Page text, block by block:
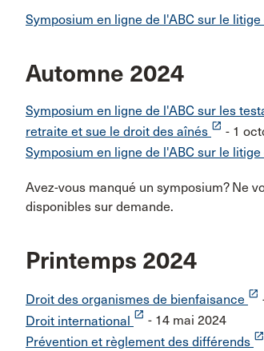
Symposium en ligne de l'ABC sur le
Automne 2024
Symposium en ligne de l'ABC sur les
retraite et sue le droit des aînés launch - 1
Symposium en ligne de l'ABC sur le litige
Avez-vous manqué un symposium? Ne
disponibles sur demande.
Printemps 2024
Droit des organismes de bienfaisance launch
Droit international launch - 14 mai 2024
Prévention et règlement des différends launch